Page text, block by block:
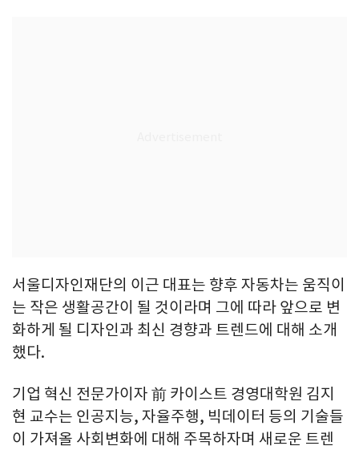
서울디자인재단의 이근 대표는 향후 자동차는 움직이
는 작은 생활공간이 될 것이라며 그에 따라 앞으로 변
화하게 될 디자인과 최신 경향과 트렌드에 대해 소개
했다.
기업 혁신 전문가이자 前 카이스트 경영대학원 김지
현 교수는 인공지능, 자율주행, 빅데이터 등의 기술들
이 가져올 사회변화에 대해 주목하자며 새로운 트렌